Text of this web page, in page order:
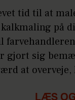
tid til at
på
gjort sig
at
LÆS